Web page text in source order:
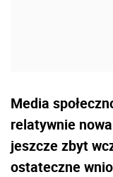
Media
relatywnie
jeszcze zbyt
ostateczne